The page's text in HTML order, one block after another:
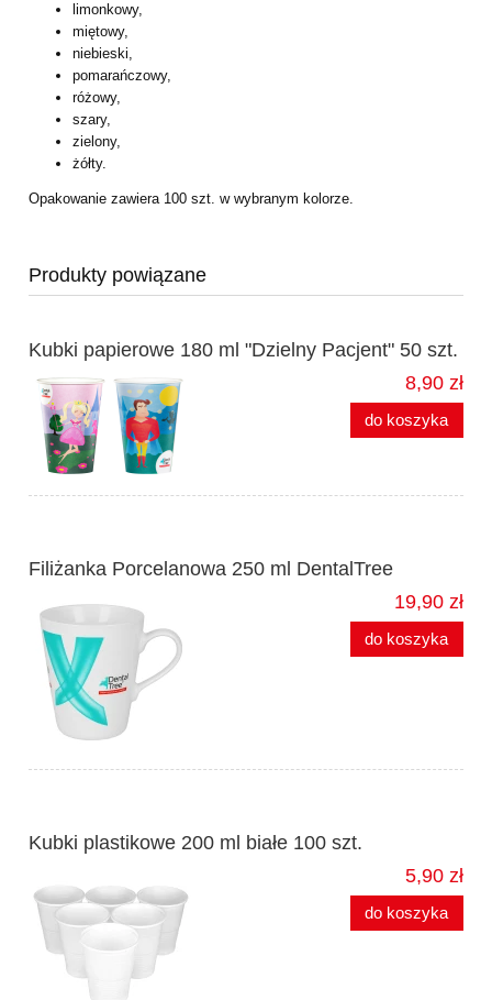
limonkowy,
miętowy,
niebieski,
pomarańczowy,
różowy,
szary,
zielony,
żółty.
Opakowanie zawiera 100 szt. w wybranym kolorze.
Produkty powiązane
Kubki papierowe 180 ml "Dzielny Pacjent" 50 szt.
8,90 zł
do koszyka
Filiżanka Porcelanowa 250 ml DentalTree
19,90 zł
do koszyka
Kubki plastikowe 200 ml białe 100 szt.
5,90 zł
do koszyka